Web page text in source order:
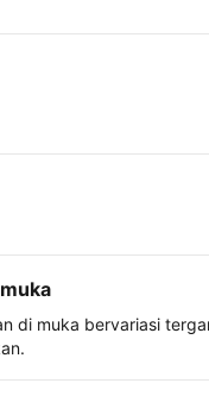
di muka bervariasi